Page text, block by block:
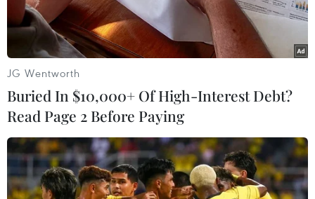
JG Wentworth
Buried In $10,000+ Of High-Interest Debt?
Read Page 2 Before Paying